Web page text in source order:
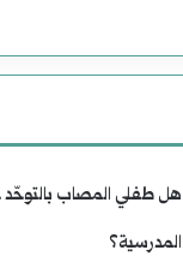
هل طفلي المصاب بالتوحّد
المدرسية؟